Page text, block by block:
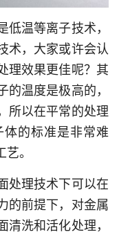
温等离子技术，
术，大家或许会认
理效果更佳呢？其
温度是极高的，
所以在平常的处理
的标准是非常难
。
处理技术下可以在
的前提下，对金属
洗和活化处理，